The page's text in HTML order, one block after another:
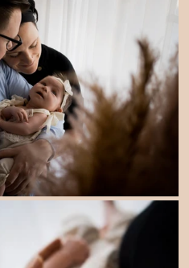
Newbornshooting
Pferdeshooting Bern
Fotografieliebe